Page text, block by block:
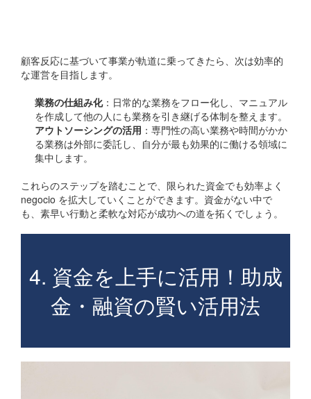
顧客反応に基づいて事業が軌道に乗ってきたら、次は効率的
な運営を目指します。
業務の仕組み化：日常的な業務をフロー化し、マニュアル
を作成して他の人にも業務を引き継げる体制を整えます。
アウトソーシングの活用 ：専門性の高い業務や時間がかか
る業務は外部に委託し、自分が最も効果的に働ける領域に
集中します。
これらのステップを踏むことで、限られた資金でも効率よく
negocio を拡大していくことができます。資金がない中で
も、素早い行動と柔軟な対応が成功への道を拓くでしょう。
4. 資金を上手に活用！助成
金・融資の賢い活用法